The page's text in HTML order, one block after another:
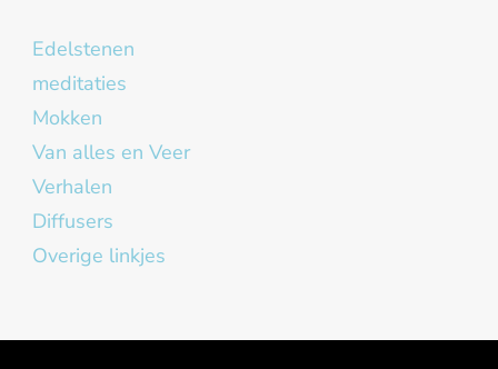
Edelstenen
meditaties
Mokken
Van alles en Veer
Verhalen
Diffusers
Overige linkjes